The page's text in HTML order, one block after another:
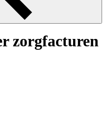
zorgfacturen